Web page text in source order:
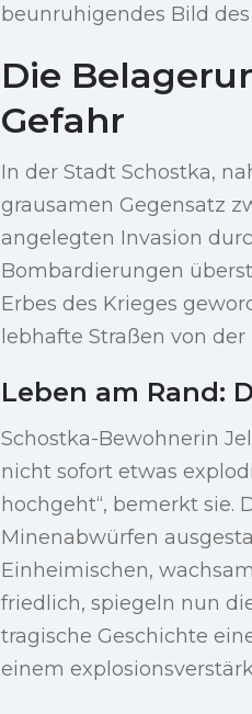
beunruhigendes Bild
Die
Gefahr
In der Stadt Schostka,
grausamen Gegensatz
angelegten Invasion
Bombardierungen
Erbes des Krieges
lebhafte Straßen von
Leben am Rand:
Schostka-Bewohnerin
nicht sofort etwas
hochgeht“, bemerkt sie.
Minenabwürfen
Einheimischen,
friedlich, spiegeln nun
tragische Geschichte
einem